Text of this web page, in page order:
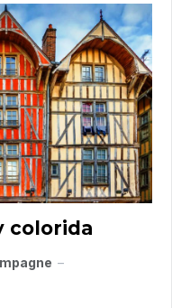
colorida